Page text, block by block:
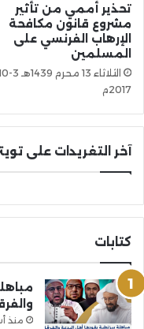
تحذير أممي من تأثير
مشروع قانون مكافحة
الإرهاب الفرنسي على
المسلمين
2017م
آخر التغريدات على
كتابات
منذ